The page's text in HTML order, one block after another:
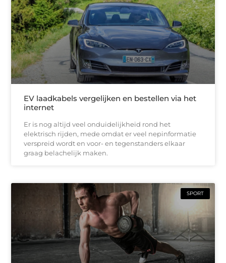
EV laadkabels vergelijken en bestellen via het
internet
Er is nog altijd veel onduidelijkheid rond het
elektrisch rijden, mede omdat er veel nepinformatie
verspreid wordt en voor- en tegenstanders elkaar
graag belachelijk maken.
SPORT